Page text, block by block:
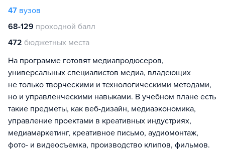
47 вузов
68-129 проходной балл
472 бюджетных места
На программе готовят медиапродюсеров,
универсальных специалистов медиа, владеющих
не только творческими и технологическими методами,
но и управленческими навыками. В учебном плане есть
такие предметы, как веб-дизайн, медиаэкономика,
управление проектами в креативных индустриях,
медиамаркетинг, креативное письмо, аудиомонтаж,
фото- и видеосъемка, производство клипов, фильмов.